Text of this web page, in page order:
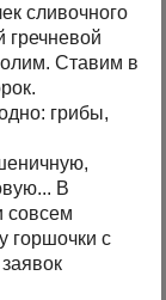
сливочного
гречневой
Ставим в
грибы,
В
совсем
горшочки с